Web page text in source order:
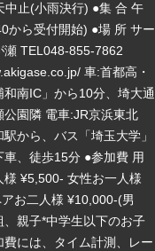
中止(小雨決行) ●集 合 午
から受付開始) ●場 所 サー
瀬 TEL048-855-7862
車:首都高・
和南IC」から10分、埼大通
公園隣 電車:JR京浜東北
から、バス「埼玉大学」
車、徒歩15分 ●参加費 用
様 ¥5,500- 女性お一人様
お二人様 ¥10,000-(男
、親子*中学生以下のお子
費には、タイム計測、レー